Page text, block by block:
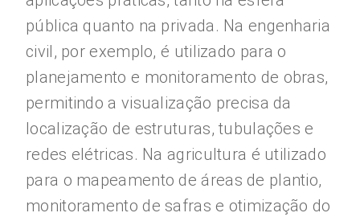
pública quanto na privada. Na engenharia
civil, por exemplo, é utilizado para o
planejamento e monitoramento de obras,
permitindo a visualização precisa da
localização de estruturas, tubulações e
redes elétricas. Na agricultura é utilizado
para o mapeamento de áreas de plantio,
monitoramento de safras e otimização do